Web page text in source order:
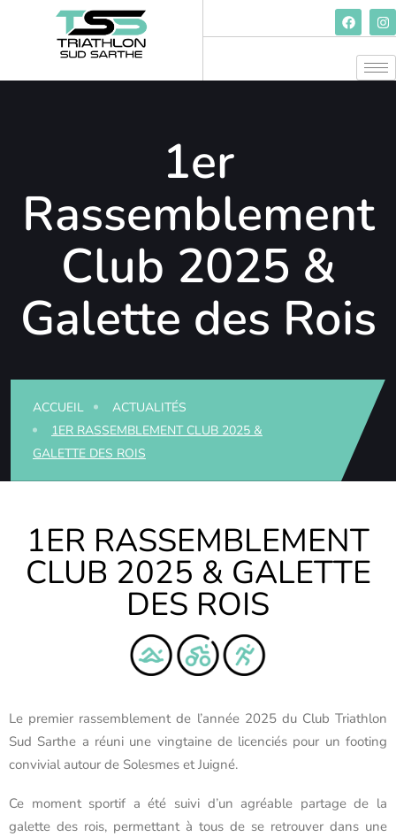
1er
Rassemblement
Club 2025 &
Galette des Rois
ACCUEIL
ACTUALITÉS
1ER RASSEMBLEMENT CLUB 2025 &
GALETTE DES ROIS
1ER RASSEMBLEMENT
CLUB 2025 & GALETTE
DES ROIS
Le premier rassemblement de l’année 2025 du Club Triathlon
Sud Sarthe a réuni une vingtaine de licenciés pour un footing
convivial autour de Solesmes et Juigné.
Ce moment sportif a été suivi d’un agréable partage de la
galette des rois, permettant à tous de se retrouver dans une